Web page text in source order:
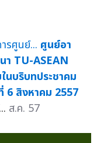
ศูนย์อา
า TU-ASEAN
นบริบทประชาคม
6 สิงหาคม 2557
ส.ค. 57